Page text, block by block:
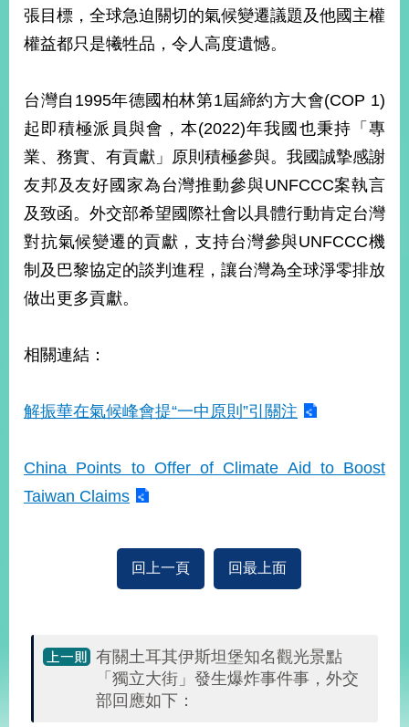
心
外
資
訊
國
與
地
國
際
傳
資
開
為
張目標，全球急迫關切的氣候變遷議題及他國主權
權益都只是犧牲品，令人高度遺憾。
台灣自1995年德國柏林第1屆締約方大會(COP 1)
起即積極派員與會，本(2022)年我國也秉持「專
業、務實、有貢獻」原則積極參與。我國誠摯感謝
友邦及友好國家為台灣推動參與UNFCCC案執言
及致函。外交部希望國際社會以具體行動肯定台灣
對抗氣候變遷的貢獻，支持台灣參與UNFCCC機
制及巴黎協定的談判進程，讓台灣為全球淨零排放
做出更多貢獻。
相關連結：
解振華在氣候峰會提“一中原則”引關注
China Points to Offer of Climate Aid to Boost
Taiwan Claims
回上一頁 回最上面
有關土耳其伊斯坦堡知名觀光景點
「獨立大街」發生爆炸事件事，外交
部回應如下：